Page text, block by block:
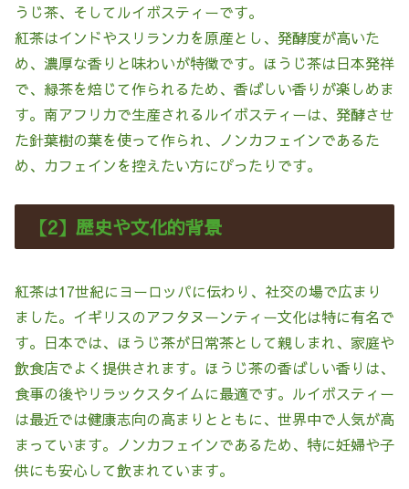
うじ茶、そしてルイボスティーです。
紅茶はインドやスリランカを原産とし、発酵度が高いた
め、濃厚な香りと味わいが特徴です。ほうじ茶は日本発祥
で、緑茶を焙じて作られるため、香ばしい香りが楽しめま
す。南アフリカで生産されるルイボスティーは、発酵させ
た針葉樹の葉を使って作られ、ノンカフェインであるた
め、カフェインを控えたい方にぴったりです。
【2】歴史や文化的背景
紅茶は17世紀にヨーロッパに伝わり、社交の場で広まり
ました。イギリスのアフタヌーンティー文化は特に有名で
す。日本では、ほうじ茶が日常茶として親しまれ、家庭や
飲食店でよく提供されます。ほうじ茶の香ばしい香りは、
食事の後やリラックスタイムに最適です。ルイボスティー
は最近では健康志向の高まりとともに、世界中で人気が高
まっています。ノンカフェインであるため、特に妊婦や子
供にも安心して飲まれています。